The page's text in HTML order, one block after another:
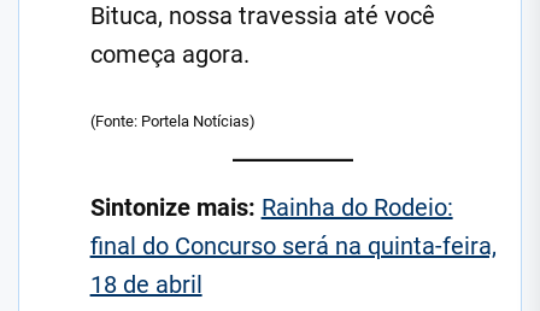
Bituca, nossa travessia até você
começa agora.
(Fonte: Portela Notícias)
Sintonize mais: Rainha do Rodeio:
final do Concurso será na quinta-feira,
18 de abril